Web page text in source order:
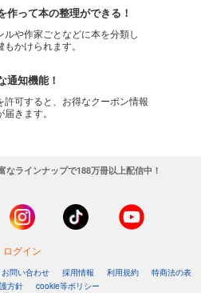
作って本の整理ができる！
ルや作家ごとなどに本を分類し
もかけられます。
通知機能！
許可すると、お得なクーポン情報
きます。
なラインナップで188万冊以上配信中！
ログイン
お問い合わせ 採用情報 利用規約
特商法の表
方針
cookie等ポリシー